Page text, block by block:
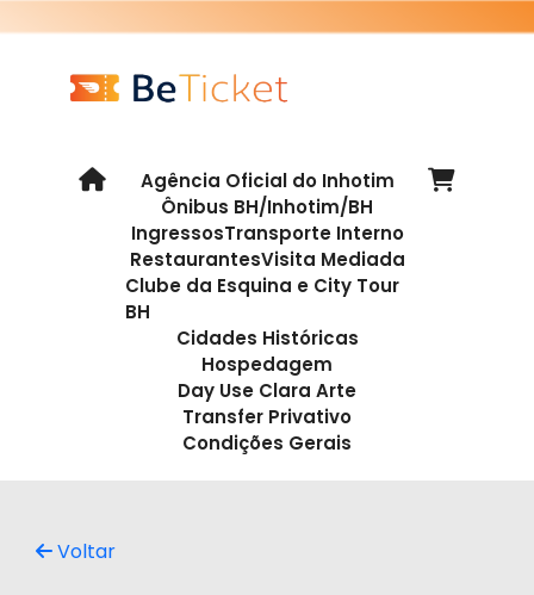
Agência Oficial do Inhotim
Ônibus BH/Inhotim/BH
IngressosTransporte Interno
RestaurantesVisita Mediada
Clube da Esquina e City Tour
BH
Cidades Históricas
Hospedagem
Day Use Clara Arte
Transfer Privativo
Condições Gerais
Voltar